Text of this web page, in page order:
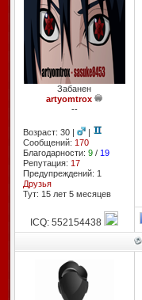
Забанен
artyomtrox
--
Возраст: 30 |
|
Сообщений: 170
Благодарности: 9/ 19
Репутация: 17
Предупреждений: 1
Друзья
Тут: 15 лет 5 месяцев
ICQ: 552154438